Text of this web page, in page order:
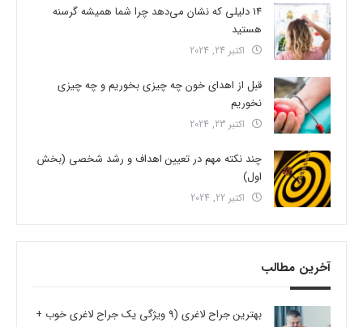
14 دلیلی که نشان می‌دهد چرا شما همیشه گرسنه
هستید
اکتبر 24, 2024
قبل از اهدای خون چه چیزی بخوریم و چه چیزی
نخوریم
اکتبر 23, 2024
چند نکته مهم در تعیین اهداف و رشد شخصی (بخش
اول)
اکتبر 22, 2024
آخرین مطالب
بهترین جراح لاغری (9 ویژگی یک جراح لاغری خوب +